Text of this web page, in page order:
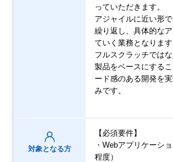
っていただきます。
アジャイルに近い形
繰り返し、具体的な
ていく業務となります
フルスクラッチでは
製品をベースにする
ード感のある開発を
みです。
対象となる方
【必須要件】
・Webアプリケーシ
程度）